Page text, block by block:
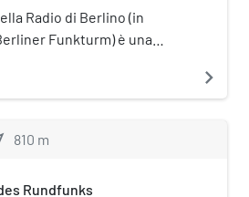
Radio di Berlino (in
Funkturm) è una
"der lange
punti di interesse della città
nel distretto di
navigate_next
810 m
Rundfunks